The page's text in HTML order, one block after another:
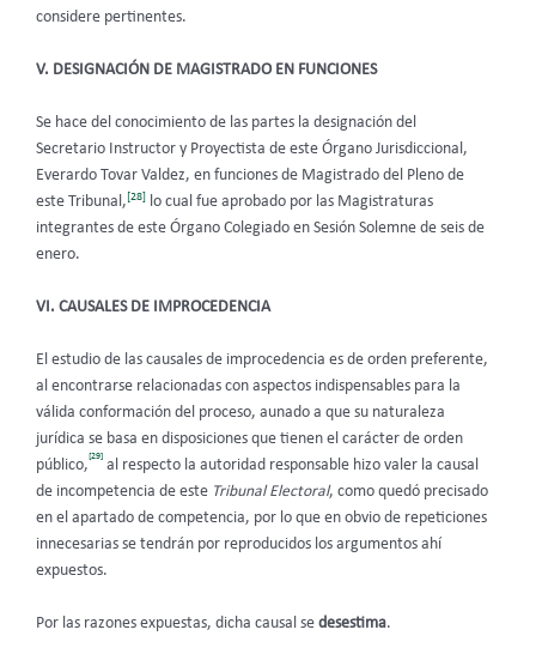
considere pertinentes.
V. DESIGNACIÓN DE MAGISTRADO EN FUNCIONES
Se hace del conocimiento de las partes la designación del
Secretario Instructor y Proyectista de este Órgano Jurisdiccional,
Everardo Tovar Valdez, en funciones de Magistrado del Pleno de
este Tribunal,[28]
lo cual fue aprobado por las Magistraturas
integrantes de este Órgano Colegiado en Sesión Solemne de seis de
enero.
VI. CAUSALES DE IMPROCEDENCIA
El estudio de las causales de improcedencia es de orden preferente,
al encontrarse relacionadas con aspectos indispensables para la
válida conformación del proceso, aunado a que su naturaleza
jurídica se basa en disposiciones que tienen el carácter de orden
público,
[29]
al respecto la autoridad responsable hizo valer la causal
de incompetencia de este Tribunal Electoral, como quedó precisado
en el apartado de competencia, por lo que en obvio de repeticiones
innecesarias se tendrán por reproducidos los argumentos ahí
expuestos.
Por las razones expuestas, dicha causal se desestima.